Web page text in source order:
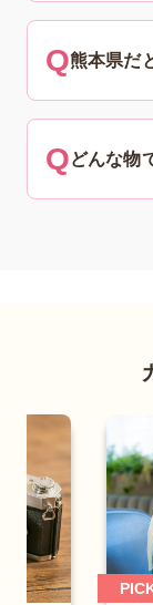
熊本県だ
どんな物